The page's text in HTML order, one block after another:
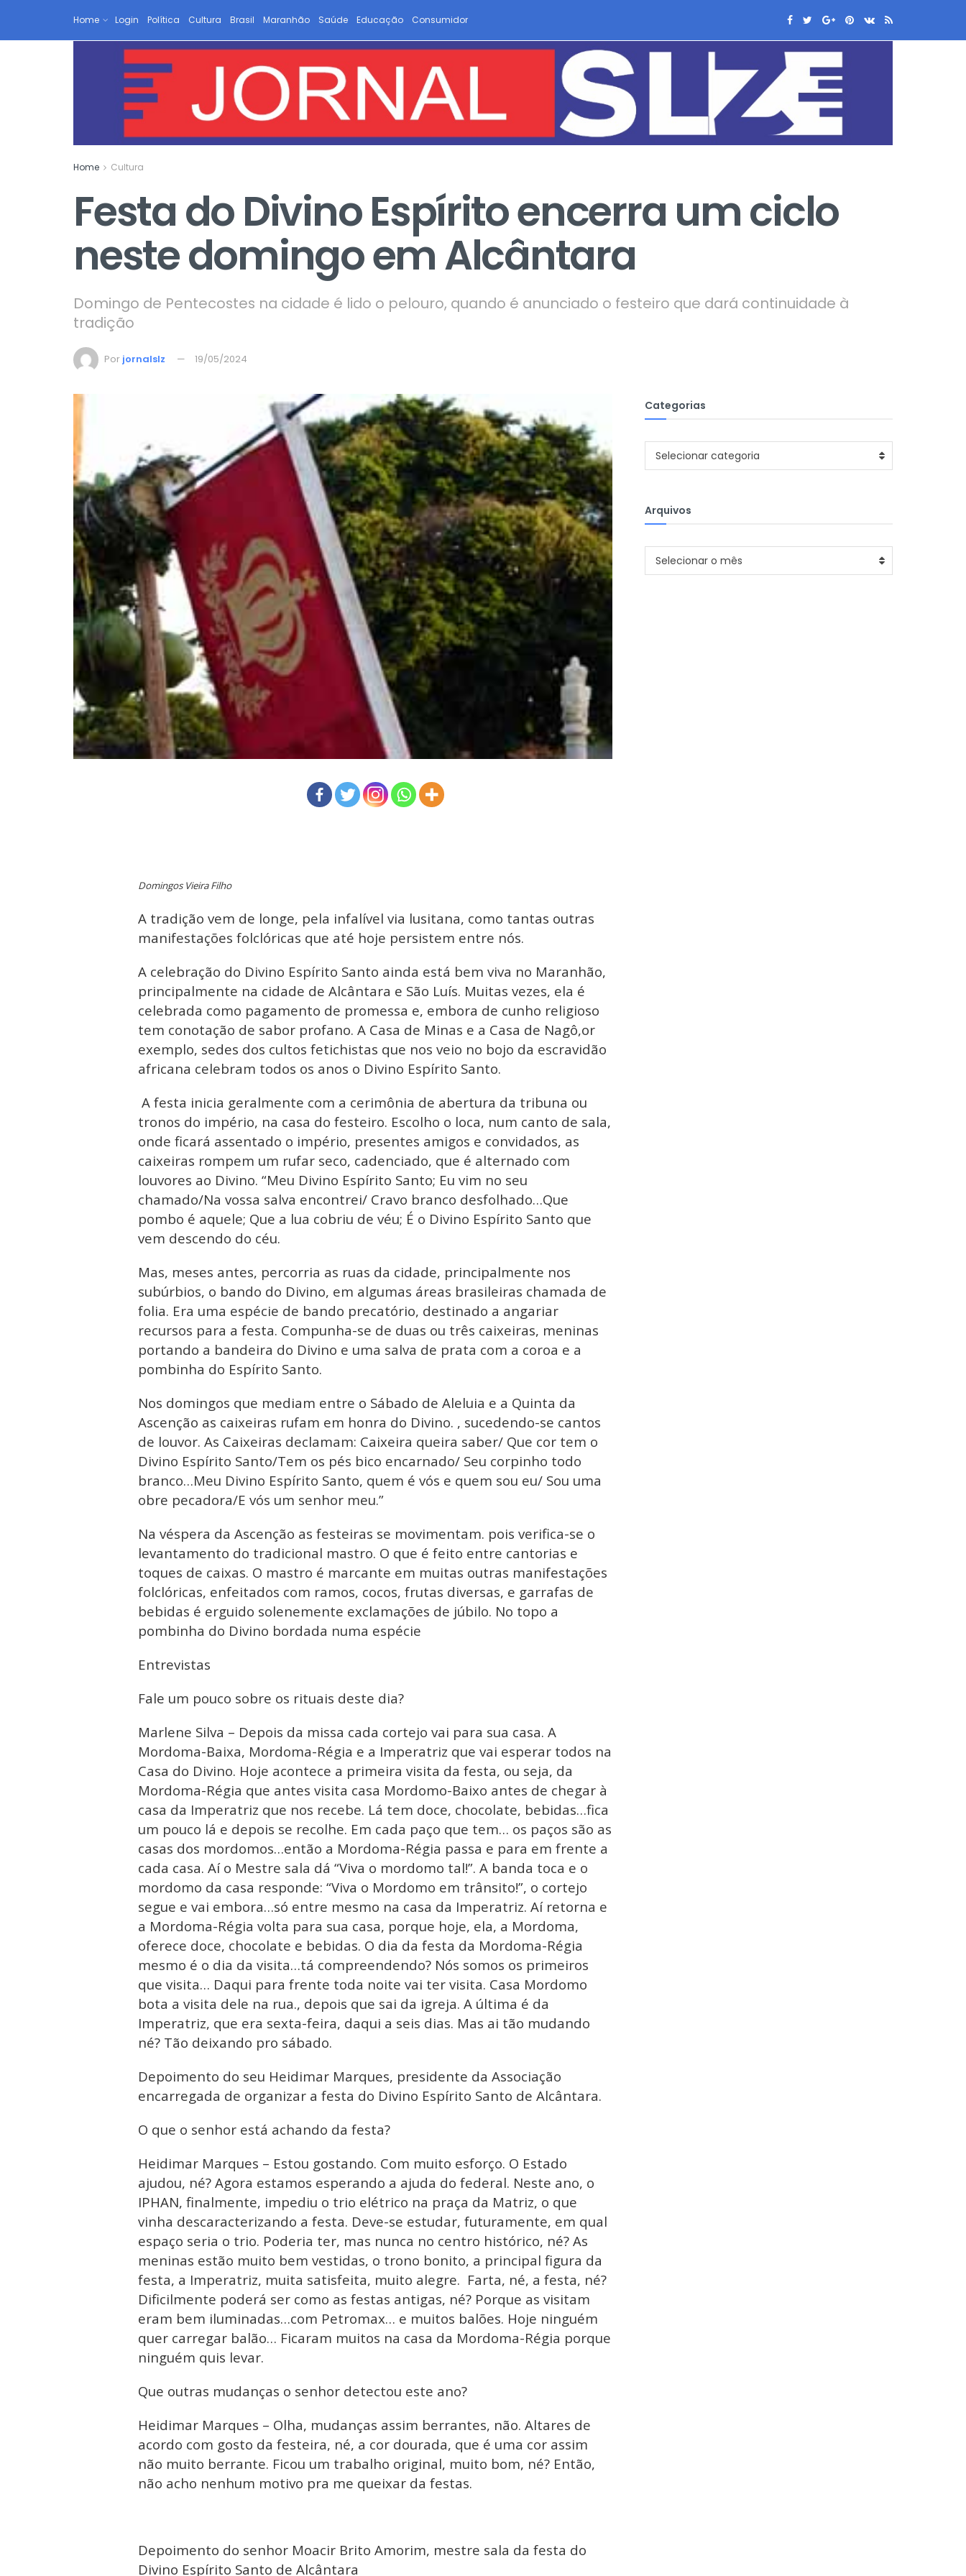
Home Login Política Cultura Brasil Maranhão Saúde Educação Consumidor
Home Cultura
Festa do Divino Espírito encerra um ciclo
neste domingo em Alcântara
Domingo de Pentecostes na cidade é lido o pelouro, quando é anunciado o festeiro que dará continuidade à
tradição
Por jornalslz 19/05/2024
Domingos Vieira Filho
A tradição vem de longe, pela infalível via lusitana, como tantas outras
manifestações folclóricas que até hoje persistem entre nós.
A celebração do Divino Espírito Santo ainda está bem viva no Maranhão,
principalmente na cidade de Alcântara e São Luís. Muitas vezes, ela é
celebrada como pagamento de promessa e, embora de cunho religioso
tem conotação de sabor profano. A Casa de Minas e a Casa de Nagô,or
exemplo, sedes dos cultos fetichistas que nos veio no bojo da escravidão
africana celebram todos os anos o Divino Espírito Santo.
A festa inicia geralmente com a cerimônia de abertura da tribuna ou
tronos do império, na casa do festeiro. Escolho o loca, num canto de sala,
onde ficará assentado o império, presentes amigos e convidados, as
caixeiras rompem um rufar seco, cadenciado, que é alternado com
louvores ao Divino. “Meu Divino Espírito Santo; Eu vim no seu
chamado/Na vossa salva encontrei/ Cravo branco desfolhado…Que
pombo é aquele; Que a lua cobriu de véu; É o Divino Espírito Santo que
vem descendo do céu.
Mas, meses antes, percorria as ruas da cidade, principalmente nos
subúrbios, o bando do Divino, em algumas áreas brasileiras chamada de
folia. Era uma espécie de bando precatório, destinado a angariar
recursos para a festa. Compunha-se de duas ou três caixeiras, meninas
portando a bandeira do Divino e uma salva de prata com a coroa e a
pombinha do Espírito Santo.
Nos domingos que mediam entre o Sábado de Aleluia e a Quinta da
Ascenção as caixeiras rufam em honra do Divino. , sucedendo-se cantos
de louvor. As Caixeiras declamam: Caixeira queira saber/ Que cor tem o
Divino Espírito Santo/Tem os pés bico encarnado/ Seu corpinho todo
branco…Meu Divino Espírito Santo, quem é vós e quem sou eu/ Sou uma
obre pecadora/E vós um senhor meu.”
Na véspera da Ascenção as festeiras se movimentam. pois verifica-se o
levantamento do tradicional mastro. O que é feito entre cantorias e
toques de caixas. O mastro é marcante em muitas outras manifestações
folclóricas, enfeitados com ramos, cocos, frutas diversas, e garrafas de
bebidas é erguido solenemente exclamações de júbilo. No topo a
pombinha do Divino bordada numa espécie
Entrevistas
Fale um pouco sobre os rituais deste dia?
Marlene Silva – Depois da missa cada cortejo vai para sua casa. A
Mordoma-Baixa, Mordoma-Régia e a Imperatriz que vai esperar todos na
Casa do Divino. Hoje acontece a primeira visita da festa, ou seja, da
Mordoma-Régia que antes visita casa Mordomo-Baixo antes de chegar à
casa da Imperatriz que nos recebe. Lá tem doce, chocolate, bebidas…fica
um pouco lá e depois se recolhe. Em cada paço que tem… os paços são as
casas dos mordomos…então a Mordoma-Régia passa e para em frente a
cada casa. Aí o Mestre sala dá “Viva o mordomo tal!”. A banda toca e o
mordomo da casa responde: “Viva o Mordomo em trânsito!”, o cortejo
segue e vai embora…só entre mesmo na casa da Imperatriz. Aí retorna e
a Mordoma-Régia volta para sua casa, porque hoje, ela, a Mordoma,
oferece doce, chocolate e bebidas. O dia da festa da Mordoma-Régia
mesmo é o dia da visita…tá compreendendo? Nós somos os primeiros
que visita… Daqui para frente toda noite vai ter visita. Casa Mordomo
bota a visita dele na rua., depois que sai da igreja. A última é da
Imperatriz, que era sexta-feira, daqui a seis dias. Mas ai tão mudando
né? Tão deixando pro sábado.
Depoimento do seu Heidimar Marques, presidente da Associação
encarregada de organizar a festa do Divino Espírito Santo de Alcântara.
O que o senhor está achando da festa?
Heidimar Marques – Estou gostando. Com muito esforço. O Estado
ajudou, né? Agora estamos esperando a ajuda do federal. Neste ano, o
IPHAN, finalmente, impediu o trio elétrico na praça da Matriz, o que
vinha descaracterizando a festa. Deve-se estudar, futuramente, em qual
espaço seria o trio. Poderia ter, mas nunca no centro histórico, né? As
meninas estão muito bem vestidas, o trono bonito, a principal figura da
festa, a Imperatriz, muita satisfeita, muito alegre. Farta, né, a festa, né?
Dificilmente poderá ser como as festas antigas, né? Porque as visitam
eram bem iluminadas…com Petromax… e muitos balões. Hoje ninguém
quer carregar balão… Ficaram muitos na casa da Mordoma-Régia porque
ninguém quis levar.
Que outras mudanças o senhor detectou este ano?
Heidimar Marques – Olha, mudanças assim berrantes, não. Altares de
acordo com gosto da festeira, né, a cor dourada, que é uma cor assim
não muito berrante. Ficou um trabalho original, muito bom, né? Então,
não acho nenhum motivo pra me queixar da festas.
Depoimento do senhor Moacir Brito Amorim, mestre sala da festa do
Divino Espírito Santo de Alcântara
Categorias
Categorias
Selecionar categoria
Arquivos
Arquivos
Selecionar o mês